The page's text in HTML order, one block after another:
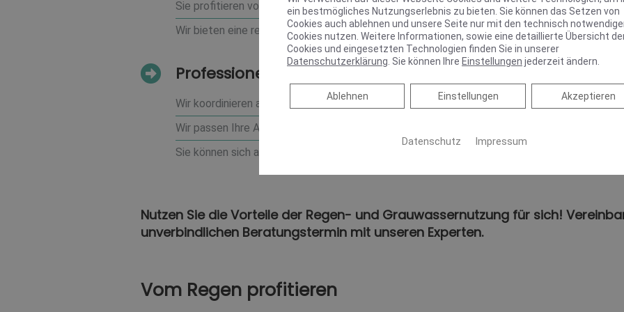
Sie profitieren von umfassenden Service- und Garantieleistungen
Wir bieten eine regelmäßige Wartung und Service für Ihre Anlage
Professionelle Installation
Wir koordinieren alle beteiligten Gewerke
Wir passen Ihre Anlage individuell auf Ihr Gebäude an
Sie können sich auf eine sorgfältige und termingerechte Ausführung aller Arbeiten verlassen
Nutzen Sie die Vorteile der Regen- und Grauwassernutzung für sich!
unverbindlichen Beratungstermin mit unseren Experten.
Vom Regen profitieren
ein bestmögliches Nutzungserlebnis zu bieten. Sie können das Setzen von
Cookies auch ablehnen und unsere Seite nur mit den technisch
Cookies nutzen. Weitere Informationen, sowie eine detaillierte Übersicht
Cookies und eingesetzten Technologien finden Sie in unserer
Datenschutzerklärung . Sie können Ihre Einstellungen jederzeit ändern.
Akzeptieren
Einstellungen
Ablehnen
Ablehnen
Datenschutz Impressum